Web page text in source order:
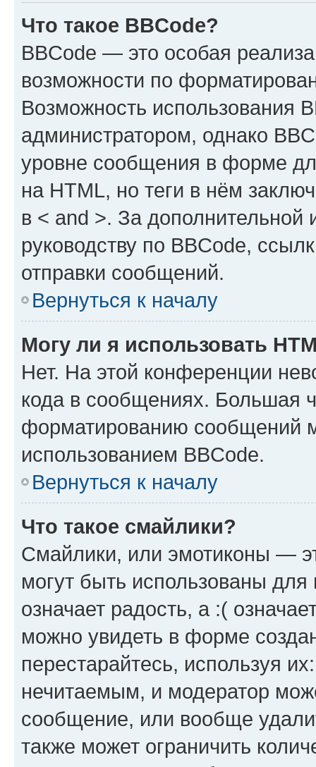
Что такое BBCode?
BBCode — это особая
возможности по
Возможность использования
администратором, однако
уровне сообщения в форме
на HTML, но теги в нём
в < and >. За
руководству по BBCode,
отправки сообщений.
Вернуться к началу
Могу ли я использовать
Нет. На этой конференции
кода в сообщениях. Большая
форматированию сообщений
использованием BBCode.
Вернуться к началу
Что такое смайлики?
Смайлики, или эмотиконы —
могут быть использованы
означает радость, а :(
можно увидеть в форме
перестарайтесь, используя
нечитаемым, и модератор
сообщение, или вообще
также может ограничить